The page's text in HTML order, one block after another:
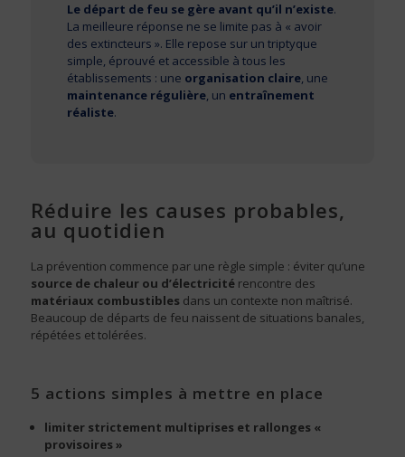
Le départ de feu se gère avant qu’il n’existe.
La meilleure réponse ne se limite pas à « avoir
des extincteurs ». Elle repose sur un triptyque
simple, éprouvé et accessible à tous les
établissements : une organisation claire, une
maintenance régulière, un entraînement
réaliste.
Réduire les causes probables,
au quotidien
La prévention commence par une règle simple : éviter qu’une
source de chaleur ou d’électricité rencontre des
matériaux combustibles dans un contexte non maîtrisé.
Beaucoup de départs de feu naissent de situations banales,
répétées et tolérées.
5 actions simples à mettre en place
limiter strictement multiprises et rallonges «
provisoires »